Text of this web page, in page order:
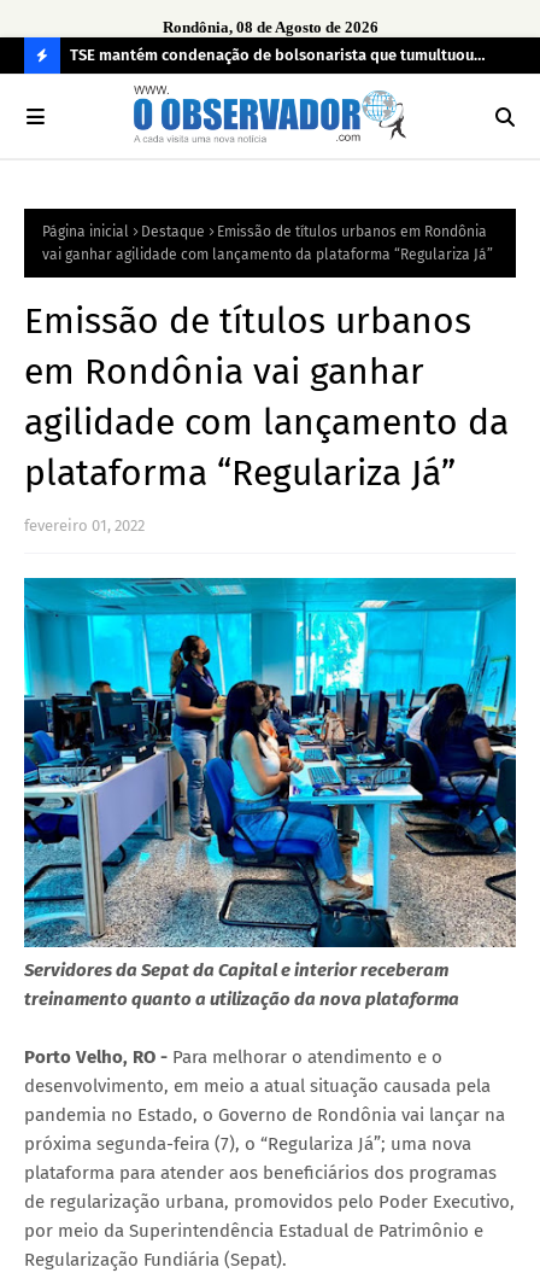
Rondônia, 08 de Agosto de 2026
O
R
TSE mantém condenação de bolsonarista que tumultuou
seção eleitoral em 2022
Página inicial Destaque
Emissão de títulos urbanos em Rondônia
vai ganhar agilidade com lançamento da plataforma “Regulariza Já”
Emissão de títulos urbanos
em Rondônia vai ganhar
agilidade com lançamento da
plataforma “Regulariza Já”
fevereiro 01, 2022
Servidores da Sepat da Capital e interior receberam
treinamento quanto a utilização da nova plataforma
Porto Velho, RO - Para melhorar o atendimento e o
desenvolvimento, em meio a atual situação causada pela
pandemia no Estado, o Governo de Rondônia vai lançar na
próxima segunda-feira (7), o “Regulariza Já”; uma nova
plataforma para atender aos beneficiários dos programas
de regularização urbana, promovidos pelo Poder Executivo,
por meio da Superintendência Estadual de Patrimônio e
Regularização Fundiária (Sepat).